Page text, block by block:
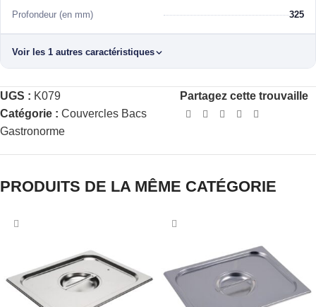
Profondeur (en mm) 325
Voir les 1 autres caractéristiques
UGS : K079
Catégorie : Couvercles Bacs
Gastronorme
Partagez cette trouvaille
PRODUITS DE LA MÊME CATÉGORIE